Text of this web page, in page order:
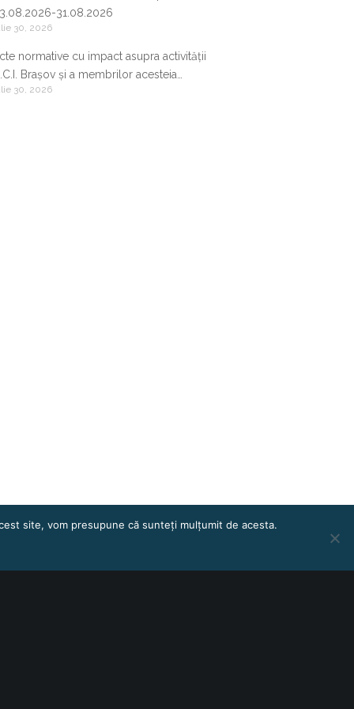
31.08.2026
30, 2026
normative cu impact asupra activității
Brașov și a membrilor acesteia
29.07.2026
30, 2026
site, vom presupune că sunteți mulțumit de acesta.